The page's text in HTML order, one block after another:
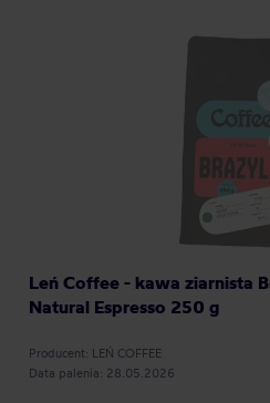
Leń Coffee - kawa ziarnista
Natural Espresso 250 g
Producent: LEŃ COFFEE
Data palenia: 28.05.2026